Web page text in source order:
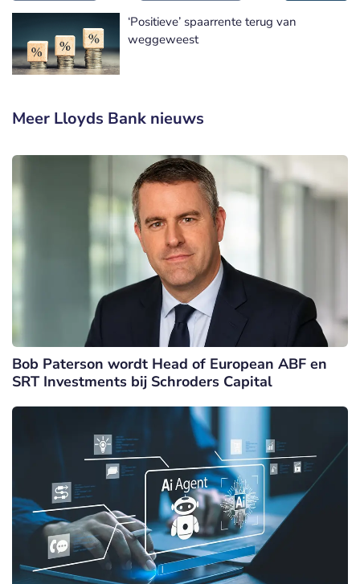
‘Positieve’ spaarrente terug van
weggeweest
Meer Lloyds Bank nieuws
Bob Paterson wordt Head of European ABF en
SRT Investments bij Schroders Capital